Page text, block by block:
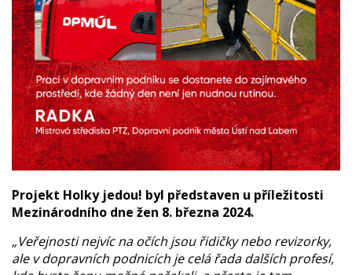
Projekt Holky jedou! byl představen u příležitosti
Mezinárodního dne žen 8. března 2024.
„Veřejnosti nejvíc na očích jsou řidičky nebo revizorky,
ale v dopravních podnicích je celá řada dalších profesí,